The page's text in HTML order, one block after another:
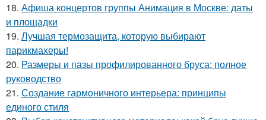
18. Афиша концертов группы Анимация в Москве: даты
и площадки
19. Лучшая термозащита, которую выбирают
парикмахеры!
20. Размеры и пазы профилированного бруса: полное
руководство
21. Создание гармоничного интерьера: принципы
единого стиля